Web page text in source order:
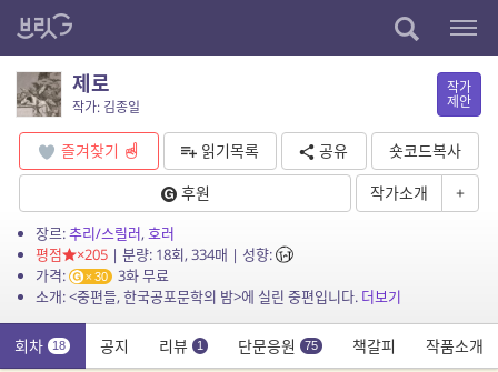
제로
작가: 김종일
작가
제안
즐겨찾기 읽기목록 공유
숏코드복사
후원
작가소개 +
장르:추리/스릴러,호러
평점
×205| 분량: 18회, 334매 | 성향:
가격:
30
3화 무료
소개: <중편들, 한국공포문학의 밤>에 실린 중편입니다. 더보기
회차 18 공지 리뷰 1 단문응원 75 책갈피 작품소개